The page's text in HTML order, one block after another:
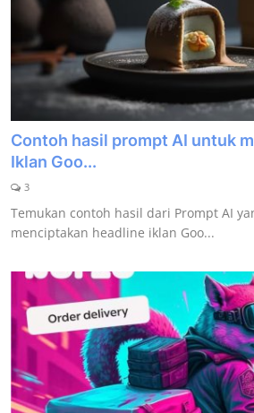
Contoh hasil prompt AI untuk
Iklan Goo...
3
Temukan contoh hasil dari Prompt AI
menciptakan headline iklan Goo...